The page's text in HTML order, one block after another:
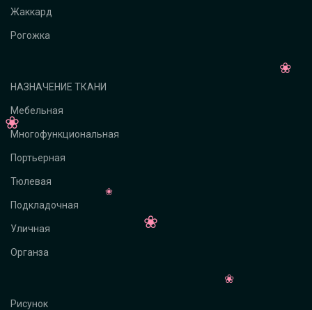
Жаккард
Рогожка
НАЗНАЧЕНИЕ ТКАНИ
Мебельная
Многофункциональная
Портьерная
Тюлевая
Подкладочная
Уличная
Органза
Рисунок